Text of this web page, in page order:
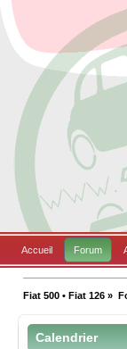
Accueil Forum
Fiat 500 • Fiat 126 »
Calendrier